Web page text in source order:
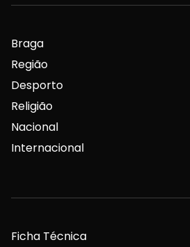
Braga
Região
Desporto
Religião
Nacional
Internacional
Ficha Técnica